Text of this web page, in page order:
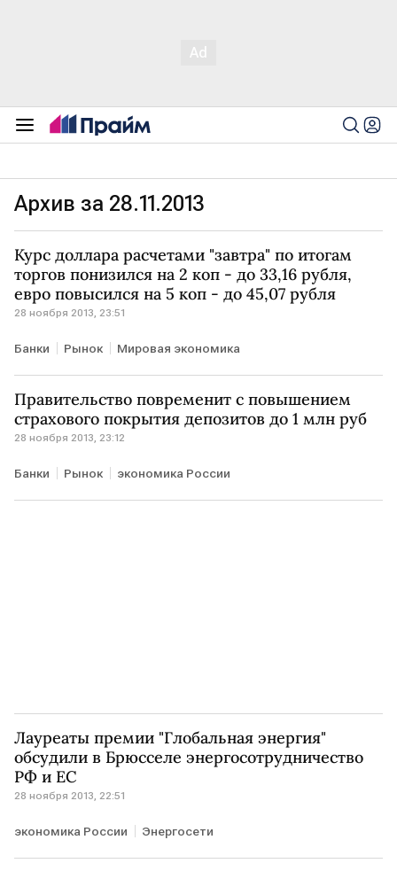
Архив за 28.11.2013
Курс доллара расчетами "завтра" по итогам
торгов понизился на 2 коп - до 33,16 рубля,
евро повысился на 5 коп - до 45,07 рубля
28 ноября 2013, 23:51
Банки Рынок Мировая экономика
Правительство повременит с повышением
страхового покрытия депозитов до 1 млн руб
28 ноября 2013, 23:12
Банки Рынок экономика России
Лауреаты премии "Глобальная энергия"
обсудили в Брюсселе энергосотрудничество
РФ и ЕС
28 ноября 2013, 22:51
экономика России Энергосети